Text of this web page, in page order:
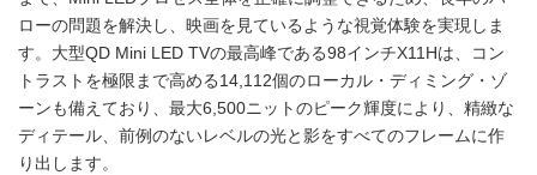
ローの問題を解決し、映画を見ているような視覚体験を実現しま
す。大型QD Mini LED TVの最高峰である98インチX11Hは、コン
トラストを極限まで高める14,112個のローカル・ディミング・ゾ
ーンも備えており、最大6,500ニットのピーク輝度により、精緻な
ディテール、前例のないレベルの光と影をすべてのフレームに作
り出します。